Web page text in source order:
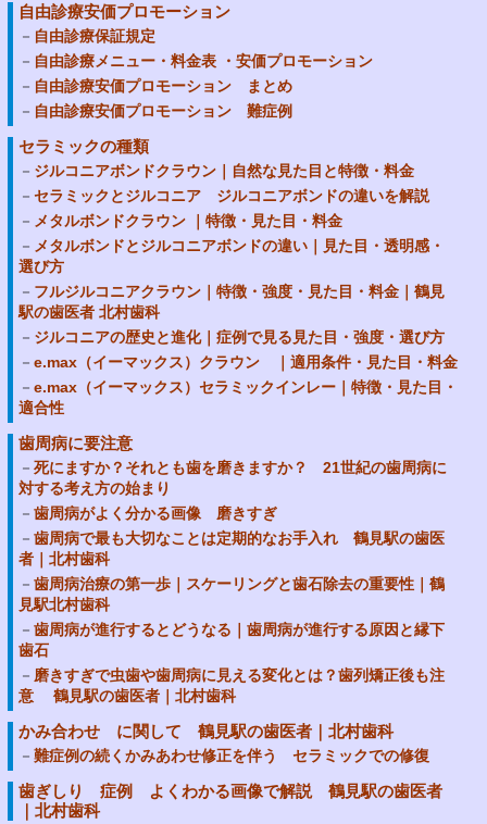
自由診療安価プロモーション
自由診療保証規定
自由診療メニュー・料金表 ・安価プロモーション
自由診療安価プロモーション まとめ
自由診療安価プロモーション 難症例
セラミックの種類
ジルコニアボンドクラウン｜自然な見た目と特徴・料金
セラミックとジルコニア ジルコニアボンドの違いを解説
メタルボンドクラウン ｜特徴・見た目・料金
メタルボンドとジルコニアボンドの違い｜見た目・透明感・
選び方
フルジルコニアクラウン｜特徴・強度・見た目・料金｜鶴見
駅の歯医者 北村歯科
ジルコニアの歴史と進化｜症例で見る見た目・強度・選び方
e.max（イーマックス）クラウン ｜適用条件・見た目・料金
e.max（イーマックス）セラミックインレー｜特徴・見た目・
適合性
歯周病に要注意
死にますか？それとも歯を磨きますか？ 21世紀の歯周病に
対する考え方の始まり
歯周病がよく分かる画像 磨きすぎ
歯周病で最も大切なことは定期的なお手入れ 鶴見駅の歯医
者｜北村歯科
歯周病治療の第一歩｜スケーリングと歯石除去の重要性｜鶴
見駅北村歯科
歯周病が進行するとどうなる｜歯周病が進行する原因と縁下
歯石
磨きすぎで虫歯や歯周病に見える変化とは？歯列矯正後も注
意 鶴見駅の歯医者｜北村歯科
かみ合わせ に関して 鶴見駅の歯医者｜北村歯科
難症例の続くかみあわせ修正を伴う セラミックでの修復
歯ぎしり 症例 よくわかる画像で解説 鶴見駅の歯医者
｜北村歯科